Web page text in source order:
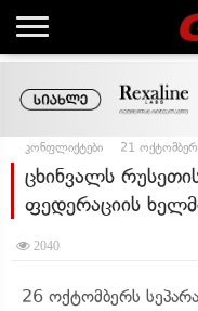
კონფლიქტები 21
ცხინვალს
ფედერაციის
2040
26 ოქტომბერს